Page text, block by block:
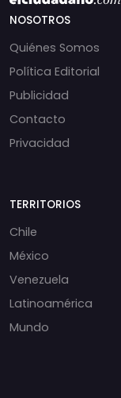
NOSOTROS
Quiénes Somos
Política Editorial
Publicidad
Contacto
Privacidad
TERRITORIOS
Chile
México
Venezuela
Latinoamérica
Mundo